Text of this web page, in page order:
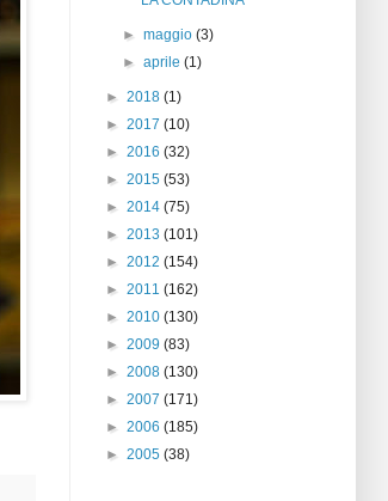
►maggio(3)
►aprile(1)
► 2018 (1)
► 2017 (10)
► 2016 (32)
► 2015 (53)
► 2014 (75)
► 2013 (101)
► 2012 (154)
► 2011 (162)
► 2010 (130)
► 2009 (83)
► 2008 (130)
► 2007 (171)
► 2006 (185)
► 2005 (38)